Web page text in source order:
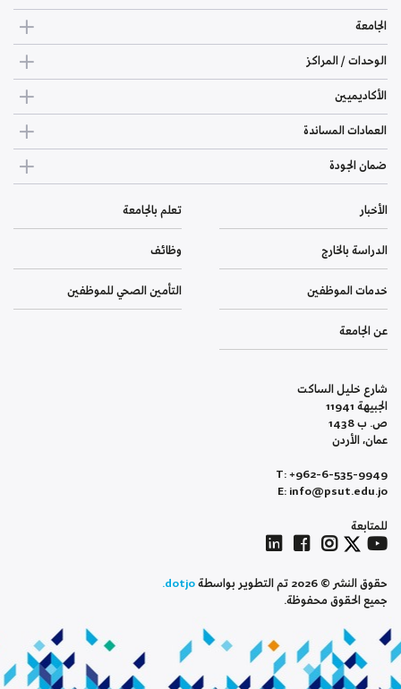
الجامعة
الوحدات / المراكز
الأكاديميين
العمادات المساندة
ضمان الجودة
الأخبار تعلم بالجامعة
الدراسة بالخارج وظائف
خدمات الموظفين التأمين الصحي للموظفين
عن الجامعة
شارع خليل الساكت
الجبيهة 11941
ص. ب 1438
عمان، الأردن
T: +962-6-535-9949
E: info@psut.edu.jo
للمتابعة
حقوق النشر © 2026 تم التطوير بواسطة
dotjo.
جميع الحقوق محفوظة.